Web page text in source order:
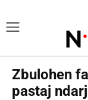
Zbulohen
pastaj